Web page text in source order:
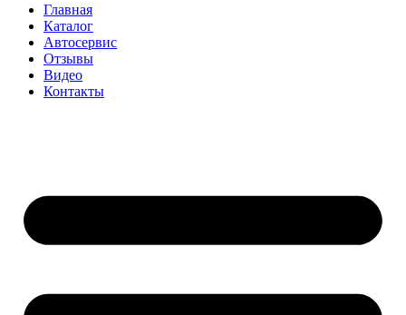
Главная
Каталог
Автосервис
Отзывы
Видео
Контакты